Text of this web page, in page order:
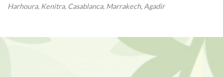
Harhoura, Kenitra, Casablanca, Marrakech, Agadir